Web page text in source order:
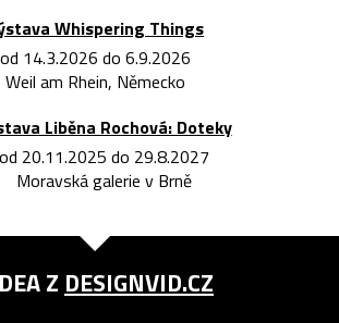
Whispering Things
od 14.3.2026 do 6.9.2026
Weil am Rhein, Německo
Liběna Rochová: Doteky
od 20.11.2025 do 29.8.2027
Moravská galerie v Brně
Z DESIGNVID.CZ